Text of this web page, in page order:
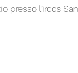
presso l’irccs San